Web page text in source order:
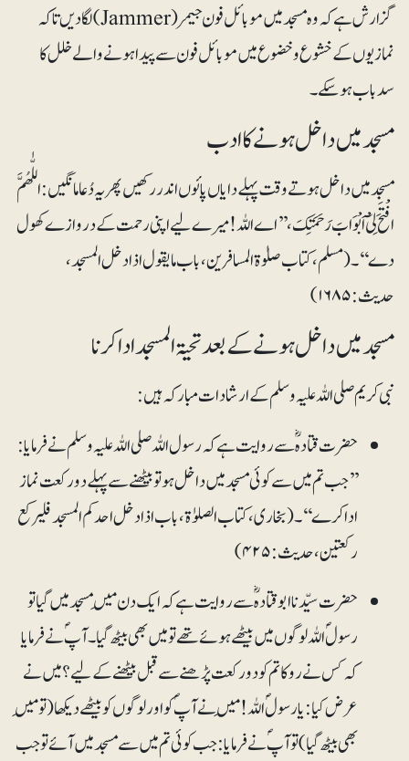
گزارش ہے کہ وہ مسجد میں موبائل فون جیمر(Jammer) لگادیں تاکہ
نمازیوں کے خشوع و خضوع میں موبائل فون سے پیدا ہونے والے خلل کا
سدباب ہوسکے۔
مسجد میں داخل ہونے کا ادب
مسجد میں داخل ہوتے وقت پہلے دایاں پائوں اندر رکھیں پھر یہ دُعا مانگیں: اللّٰھُمَّ
افْتَحَ لِیْٓ اَبْوَابَ رَحَمَتِکَ ، ’’اے اللہ! میرے لیےاپنی رحمت کے دروازے کھول
دے‘‘۔ (مسلم، کتاب صلوٰۃ المسافرین، باب ما یقول اذا دخل المسجد،
حدیث: ۱۶۸۵)
مسجد میں داخل ہونے کے بعد تحیۃ المسجدادا کرنا
نبی کریم صلی اللہ علیہ وسلم کے ارشادات مبارکہ ہیں:
حضرت قتادہؓ سے روایت ہے کہ رسول اللہ صلی اللہ علیہ وسلم نے فرمایا:
’’جب تم میں سے کوئی مسجد میں داخل ہو تو بیٹھنے سے پہلے دو رکعت نماز
ادا کرے‘‘۔ (بخاری، کتاب الصلوٰۃ، باب اذا دخل احدکم المسجد فلیرکع
رکعتین، حدیث: ۴۲۵)
حضرت سیّدنا ابوقتادہؓ سے روایت ہے کہ ایک دن مَیں مسجد میں گیا تو
رسولؐ اللہ لوگوں میں بیٹھے ہوئے تھے تو میں بھی بیٹھ گیا۔ آپؐ نے فرمایا
کہ کس نے روکا تم کو دو رکعت پڑھنے سے قبل بیٹھنے کے لیے؟ میں نے
عرض کیا: یارسولؐ اللہ! مَیں نے آپ ؐ کو اور لوگوں کو بیٹھے دیکھا (تو مَیں
بھی بیٹھ گیا) تو آپؐ نے فرمایا: جب کوئی تم میں سے مسجد میں آئے تو جب